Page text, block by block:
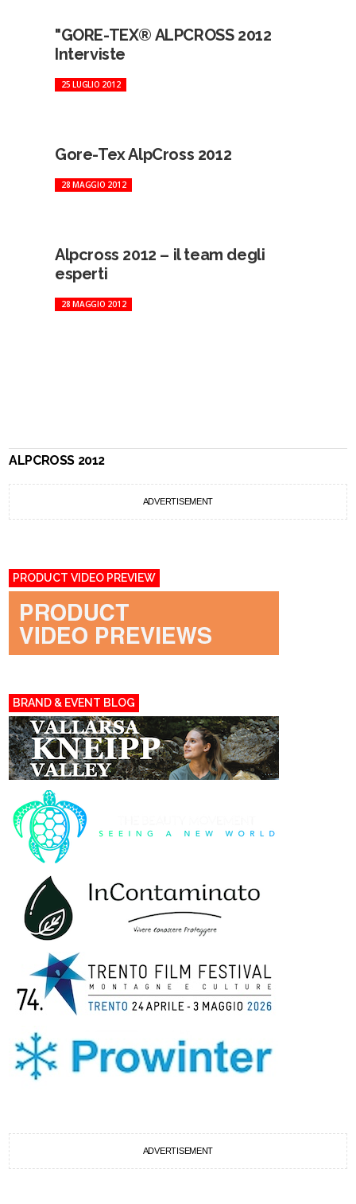
"GORE-TEX® ALPCROSS 2012
Interviste
25 LUGLIO 2012
Gore-Tex AlpCross 2012
28 MAGGIO 2012
Alpcross 2012 – il team degli
esperti
28 MAGGIO 2012
ALPCROSS 2012
ADVERTISEMENT
PRODUCT VIDEO PREVIEW
BRAND & EVENT BLOG
ADVERTISEMENT